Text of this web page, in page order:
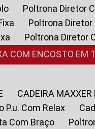
Poltrona Diretor
Poltrona
Poltrona Diretor
COM ENCOSTO EM
CADEIRA
P.u. Com Relax
Com Braço